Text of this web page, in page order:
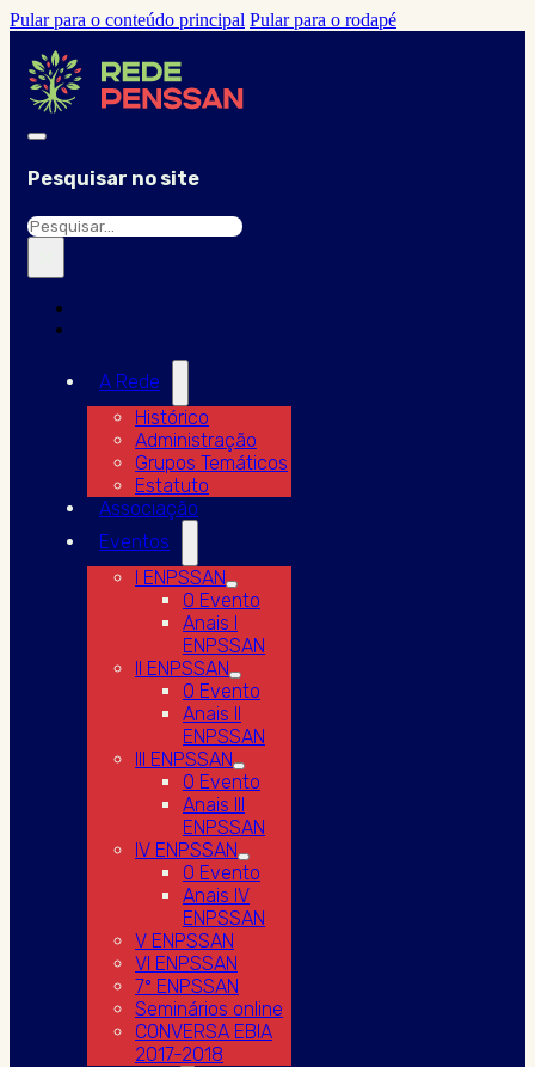
Pular para o conteúdo principal Pular para o rodapé
Pesquisar no site
Pesquisar
A Rede
Histórico
Administração
Grupos Temáticos
Estatuto
Associação
Eventos
I ENPSSAN
O Evento
Anais I
ENPSSAN
II ENPSSAN
O Evento
Anais II
ENPSSAN
III ENPSSAN
O Evento
Anais III
ENPSSAN
IV ENPSSAN
O Evento
Anais IV
ENPSSAN
V ENPSSAN
VI ENPSSAN
7º ENPSSAN
Seminários online
CONVERSA EBIA
2017-2018